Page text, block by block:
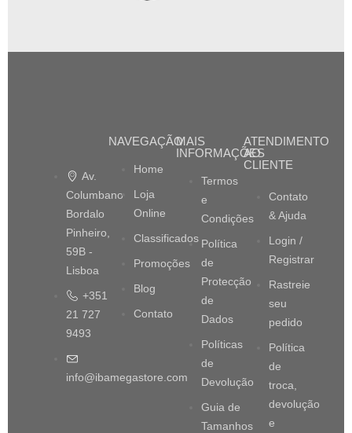
Av.
Columbano
Bordalo
Pinheiro,
59B -
Lisboa
+351
21 727
9493
info@ibamegastore.com
NAVEGAÇÃO
Home
Loja
Online
Classificados
Promoções
Blog
Contato
MAIS
INFORMAÇÕES
Termos
e
Condições
Política
de
Protecção
de
Dados
Políticas
de
Devolução
Guia de
Tamanhos
ATENDIMENTO
AO
CLIENTE
Contato
& Ajuda
Login /
Registrar
Rastreie
seu
pedido
Política
de
troca,
devolução
e